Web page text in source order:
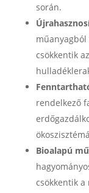
során.
csökkentik
rendelkező
Bioalapú
csökkentik